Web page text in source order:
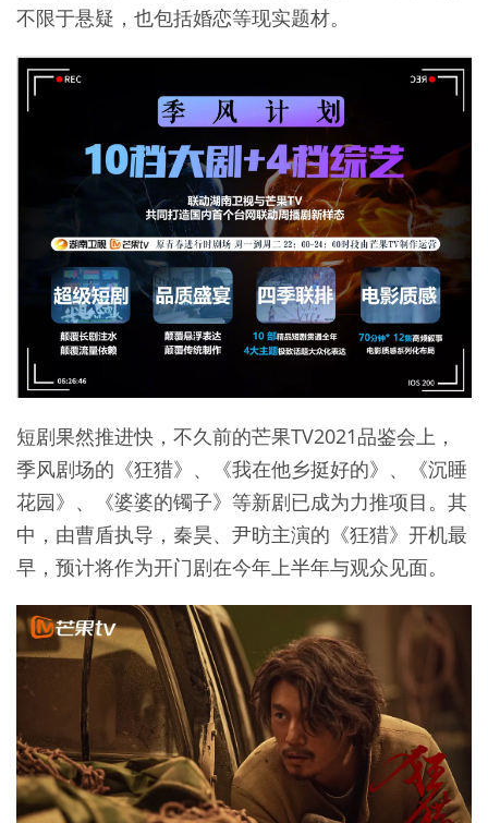
不限于悬疑，也包括婚恋等现实题材。
短剧果然推进快，不久前的芒果TV2021品鉴会上，
季风剧场的《狂猎》、《我在他乡挺好的》、《沉睡
花园》、《婆婆的镯子》等新剧已成为力推项目。其
中，由曹盾执导，秦昊、尹昉主演的《狂猎》开机最
早，预计将作为开门剧在今年上半年与观众见面。